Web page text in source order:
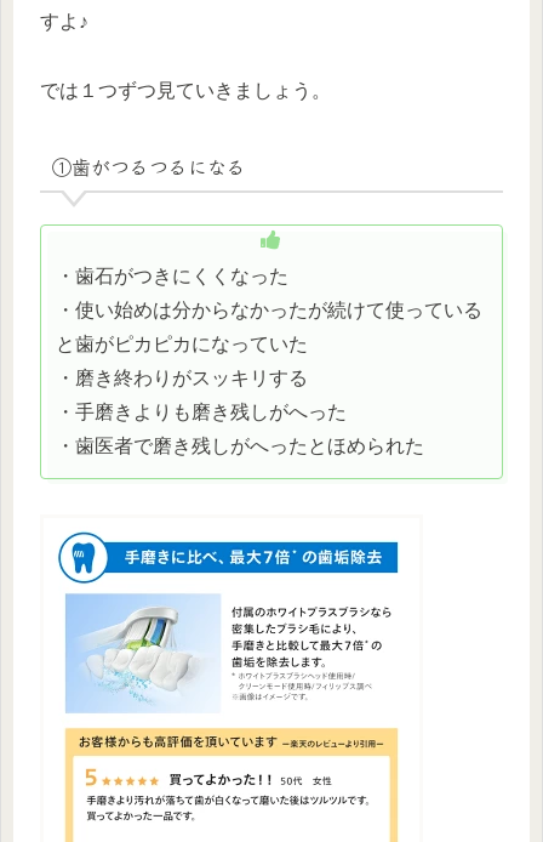
すよ♪
では１つずつ見ていきましょう。
①歯がつるつるになる
・歯石がつきにくくなった
・使い始めは分からなかったが続けて使っている
と歯がピカピカになっていた
・磨き終わりがスッキリする
・手磨きよりも磨き残しがへった
・歯医者で磨き残しがへったとほめられた